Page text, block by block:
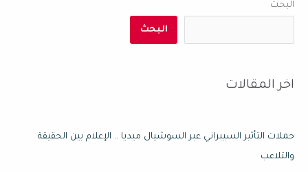
البحث
البحث
اخر المقالات
حملات التأثير السيبراني عبر السوشيال ميديا .. الإعلام بين الحقيقة
والتلاعب